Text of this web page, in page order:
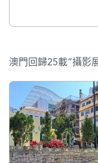
澳門回歸25載”攝影